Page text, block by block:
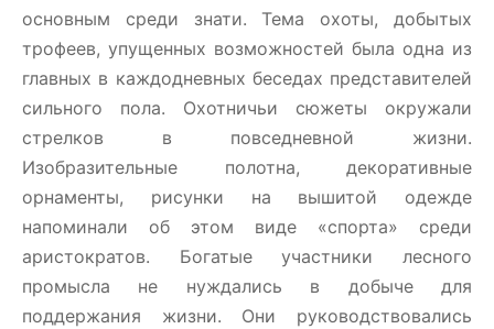
основным среди знати. Тема охоты, добытых
трофеев, упущенных возможностей была одна из
главных в каждодневных беседах представителей
сильного пола. Охотничьи сюжеты окружали
стрелков в повседневной жизни.
Изобразительные полотна, декоративные
орнаменты, рисунки на вышитой одежде
напоминали об этом виде «спорта» среди
аристократов. Богатые участники лесного
промысла не нуждались в добыче для
поддержания жизни. Они руководствовались